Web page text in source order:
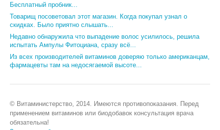
Бесплатный пробник...
Товарищ посоветовал этот магазин. Когда покупал узнал о
скидках. Было приятно слышать...
Недавно обнаружила что выпадение волос усилилось, решила
испытать Ампулы Фитоциана, сразу всё...
Из всех производителей витаминов доверяю только американцам,
фармацевты там на недосягаемой высоте...
© Витаминистерство, 2014. Имеются противопоказания. Перед
применением витаминов или биодобавок консультация врача
обязательна!